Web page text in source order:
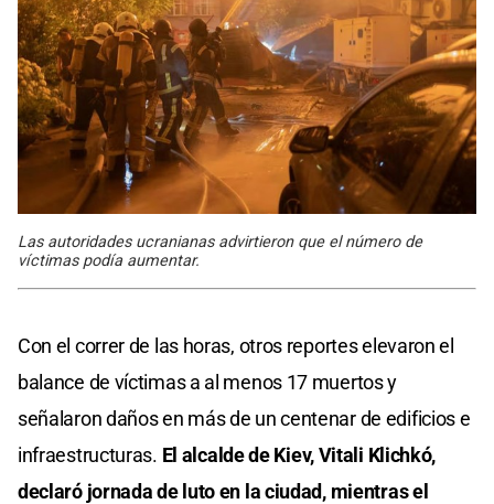
Las autoridades ucranianas advirtieron que el número de
víctimas podía aumentar.
Con el correr de las horas, otros reportes elevaron el
balance de víctimas a al menos 17 muertos y
señalaron daños en más de un centenar de edificios e
infraestructuras. El alcalde de Kiev, Vitali Klichkó,
declaró jornada de luto en la ciudad, mientras el